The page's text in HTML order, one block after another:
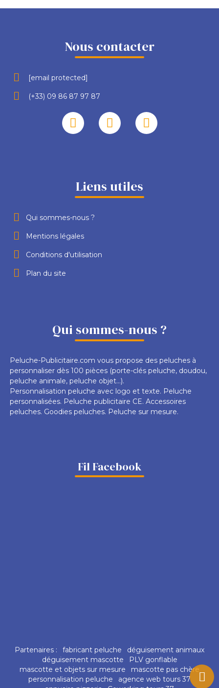
Nous contacter
[email protected]
(+33) 09 86 87 97 87
Liens utiles
Qui sommes-nous ?
Mentions légales
Conditions d'utilisation
Plan du site
Qui sommes-nous ?
Peluche-Publicitaire.com vous propose des peluches à
personnaliser dès 100 pièces (porte-clés peluche, doudou,
peluche animale, peluche objet...).
Personnalisation peluche avec logo et texte. Peluche
personnalisées. Peluche publicitaire CE. Accessoires
peluches. Goodies peluches. Peluche sur mesure.
Fil Facebook
Partenaires : fabricant peluche
déguisement animaux
déguisement mascotte
PLV gonflable
mascotte et objets sur mesure
mascotte pas chère
personnalisation peluche
agence web tours 37